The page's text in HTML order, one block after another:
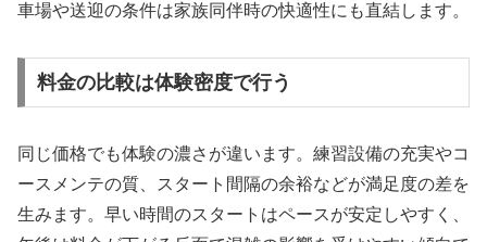
車場や送迎の条件は家族同伴時の快適性にも直結します。
料金の比較は体験密度で行う
同じ価格でも体験の濃さが違います。練習設備の充実やコ
ースメンテの質、スタート間隔の余裕などが満足度の差を
生みます。早い時間のスタートはペースが安定しやすく、